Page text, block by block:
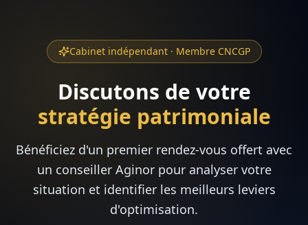
Cabinet indépendant · Membre CNCGP
Discutons de votre
stratégie patrimoniale
Bénéficiez d'un premier rendez-vous offert avec
un conseiller Aginor pour analyser votre
situation et identifier les meilleurs leviers
d'optimisation.